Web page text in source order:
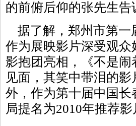
的前俯后仰的张先生告
据了解，郑州市第一
作为展映影片深受观
影抱团亮相，《不是
见面，其笑中带泪的
外，作为第十届中国
局提名为2010年推荐影